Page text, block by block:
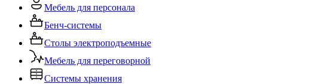
Мебель для персонала
Бенч-системы
Столы электроподъемные
Мебель для переговорной
Системы хранения